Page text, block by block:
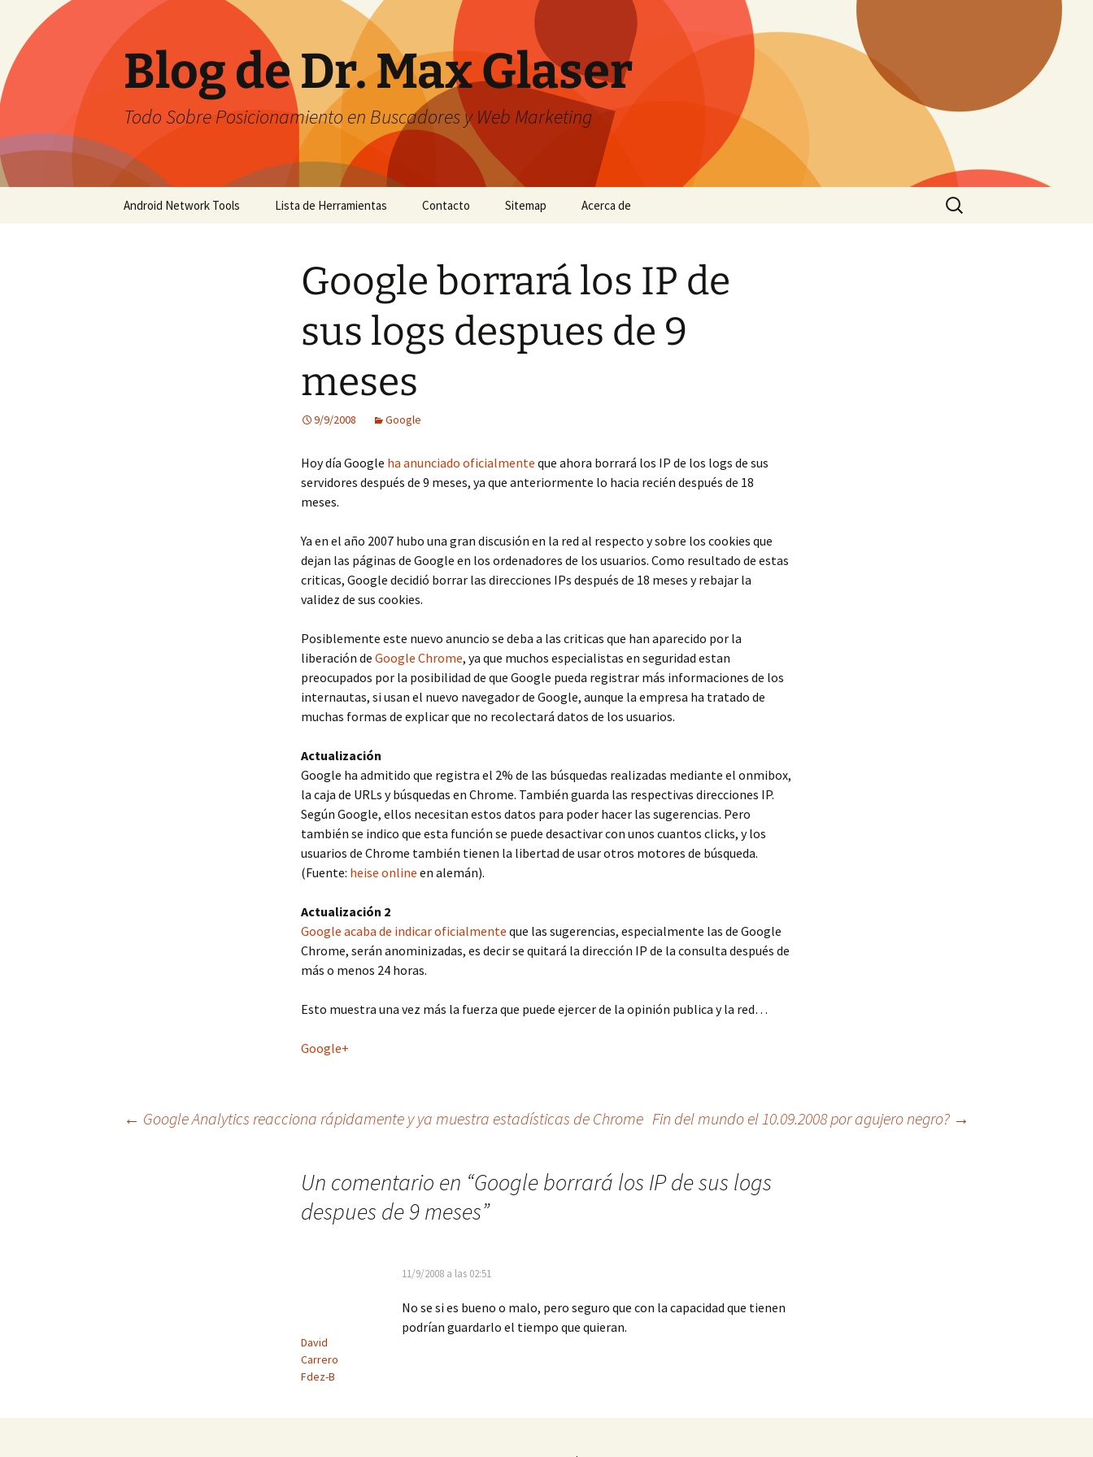
contenido
Blog de Dr. Max Glaser
Todo Sobre Posicionamiento en Buscadores y Web Marketing
Android Network Tools Lista de Herramientas Contacto Sitemap Acerca de
Buscar:
Google borrará los IP de
sus logs despues de 9
meses
9/9/2008 Google
Hoy día Google ha anunciado oficialmente que ahora borrará los IP de los logs de sus
servidores después de 9 meses, ya que anteriormente lo hacia recién después de 18
meses.
Ya en el año 2007 hubo una gran discusión en la red al respecto y sobre los cookies que
dejan las páginas de Google en los ordenadores de los usuarios. Como resultado de estas
criticas, Google decidió borrar las direcciones IPs después de 18 meses y rebajar la
validez de sus cookies.
Posiblemente este nuevo anuncio se deba a las criticas que han aparecido por la
liberación de Google Chrome, ya que muchos especialistas en seguridad estan
preocupados por la posibilidad de que Google pueda registrar más informaciones de los
internautas, si usan el nuevo navegador de Google, aunque la empresa ha tratado de
muchas formas de explicar que no recolectará datos de los usuarios.
Actualización
Google ha admitido que registra el 2% de las búsquedas realizadas mediante el onmibox,
la caja de URLs y búsquedas en Chrome. También guarda las respectivas direcciones IP.
Según Google, ellos necesitan estos datos para poder hacer las sugerencias. Pero
también se indico que esta función se puede desactivar con unos cuantos clicks, y los
usuarios de Chrome también tienen la libertad de usar otros motores de búsqueda.
(Fuente: heise online en alemán).
Actualización 2
Google acaba de indicar oficialmente que las sugerencias, especialmente las de Google
Chrome, serán anominizadas, es decir se quitará la dirección IP de la consulta después de
más o menos 24 horas.
Esto muestra una vez más la fuerza que puede ejercer de la opinión publica y la red…
Google+
Navegación
← Google Analytics reacciona rápidamente y ya muestra estadísticas de Chrome Fin del mundo el 10.09.2008 por agujero negro? →
Un comentario en “Google borrará los IP de sus logs
despues de 9 meses”
David
Carrero
Fdez-B
11/9/2008 a las 02:51
No se si es bueno o malo, pero seguro que con la capacidad que tienen
podrían guardarlo el tiempo que quieran.